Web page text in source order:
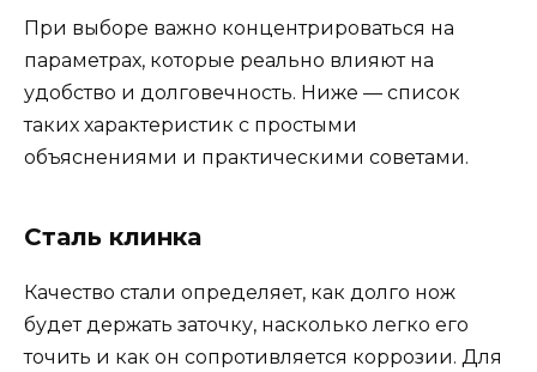
При выборе важно концентрироваться на
параметрах, которые реально влияют на
удобство и долговечность. Ниже — список
таких характеристик с простыми
объяснениями и практическими советами.
Сталь клинка
Качество стали определяет, как долго нож
будет держать заточку, насколько легко его
точить и как он сопротивляется коррозии. Для